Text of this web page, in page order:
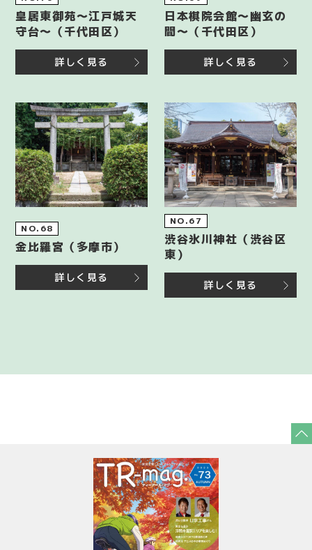
皇居東御苑～江戸城天
守台～（千代田区）
詳しく見る
日本棋院会館〜幽玄の
間〜（千代田区）
詳しく見る
NO.68
金比羅宮（多摩市）
詳しく見る
NO.67
渋谷氷川神社（渋谷区
東）
詳しく見る